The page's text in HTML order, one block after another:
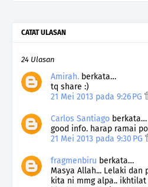
CATAT ULASAN
24 Ulasan
Amirah. berkata…
tq share :)
21 Mei 2013 pada 9:26 PG
Carlos Santiago berkata…
good info. harap ramai
21 Mei 2013 pada 9:30 PG
fragmenbiru berkata…
Masya Allah... Lelaki dan
kita ni mmg alpa..